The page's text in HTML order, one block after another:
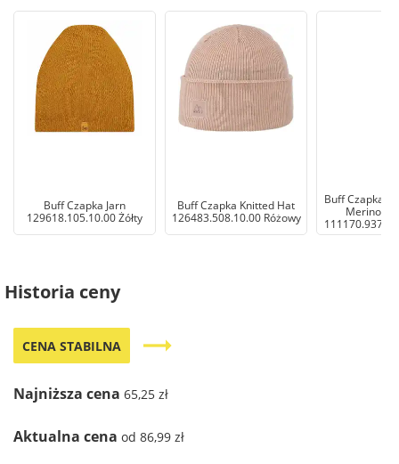
Buff Czapka Jarn
129618.105.10.00 Żółty
Buff Czapka Knitted Hat
126483.508.10.00 Różowy
Buff Czapka
Merino
Historia ceny
CENA STABILNA trending_flat
Najniższa cena 65,25 zł
Aktualna cena od 86,99 zł